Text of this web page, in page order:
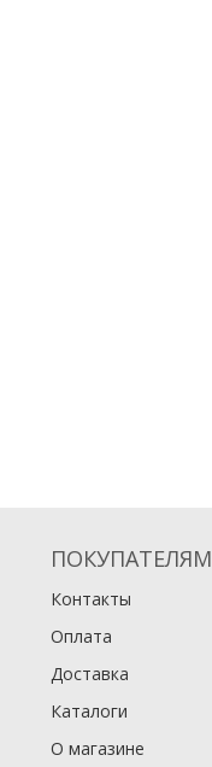
ПОКУПАТЕЛЯМ
Контакты
Оплата
Доставка
Каталоги
О магазине